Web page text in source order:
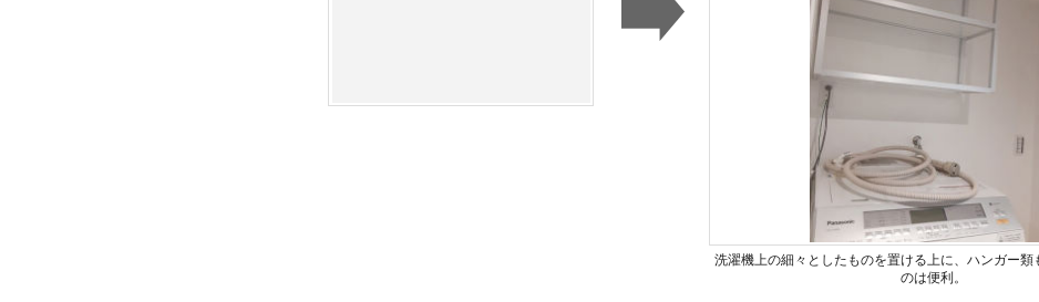
洗濯機上の細々としたものを置ける上に、ハンガー類
のは便利。